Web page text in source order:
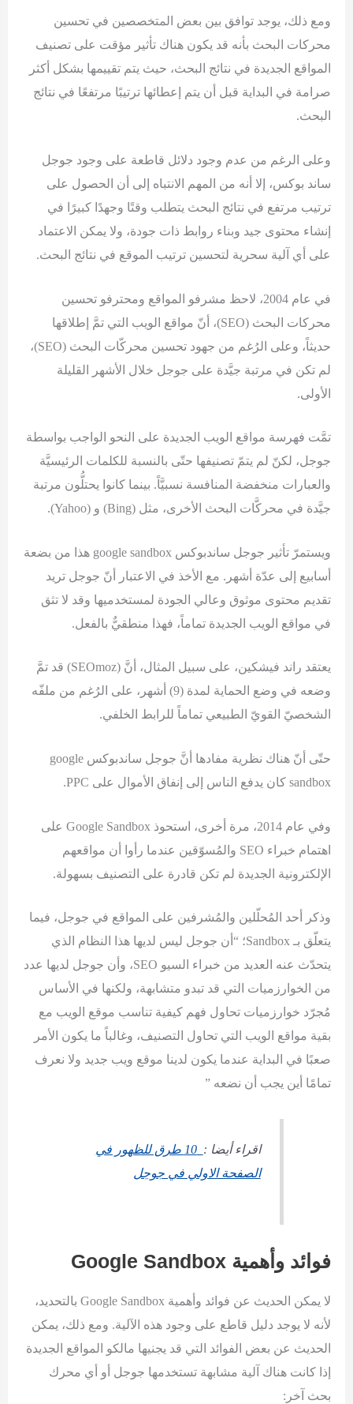
ومع ذلك، يوجد توافق بين بعض المتخصصين في تحسين
محركات البحث بأنه قد يكون هناك تأثير مؤقت على تصنيف
المواقع الجديدة في نتائج البحث، حيث يتم تقييمها بشكل أكثر
صرامة في البداية قبل أن يتم إعطائها ترتيبًا مرتفعًا في نتائج
البحث.
وعلى الرغم من عدم وجود دلائل قاطعة على وجود جوجل
ساند بوكس، إلا أنه من المهم الانتباه إلى أن الحصول على
ترتيب مرتفع في نتائج البحث يتطلب وقتًا وجهدًا كبيرًا في
إنشاء محتوى جيد وبناء روابط ذات جودة، ولا يمكن الاعتماد
على أي آلية سحرية لتحسين ترتيب الموقع في نتائج البحث.
في عام 2004، لاحظ مشرفو المواقع ومحترفو تحسين
محركات البحث (SEO)، أنّ مواقع الويب التي تمَّ إطلاقها
حديثاً، وعلى الرُغم من جهود تحسين محركّات البحث (SEO)،
لم تكن في مرتبة جيَّدة على جوجل خلال الأشهر القليلة
الأولى.
تمَّت فهرسة مواقع الويب الجديدة على النحو الواجب بواسطة
جوجل، لكنّ لم يتمّ تصنيفها حتّى بالنسبة للكلمات الرئيسيَّة
والعبارات منخفضة المنافسة نسبيَّاً. بينما كانوا يحتلُّون مرتبة
جيَّدة في محركَّات البحث الأخرى، مثل (Bing) و (Yahoo).
ويستمرّ تأثير جوجل ساندبوكس google sandbox هذا من بضعة
أسابيع إلى عدّة أشهر. مع الأخذ في الاعتبار أنّ جوجل تريد
تقديم محتوى موثوق وعالي الجودة لمستخدميها وقد لا تثق
في مواقع الويب الجديدة تماماً، فهذا منطقيٌّ بالفعل.
يعتقد راند فيشكين، على سبيل المثال، أنَّ (SEOmoz) قد تمَّ
وضعه في وضع الحماية لمدة (9) أشهر، على الرُغم من ملفّه
الشخصيّ القويّ الطبيعي تماماً للرابط الخلفي.
حتّى أنّ هناك نظرية مفادها أنَّ جوجل ساندبوكس google
sandbox كان يدفع الناس إلى إنفاق الأموال على PPC.
وفي عام 2014، مرة أخرى، استحوذ Google Sandbox على
اهتمام خبراء SEO والمُسوّقين عندما رأوا أن مواقعهم
الإلكترونية الجديدة لم تكن قادرة على التصنيف بسهولة.
وذكر أحد المُحلّلين والمُشرفين على المواقع في جوجل، فيما
يتعلّق بـ Sandbox؛ “أن جوجل ليس لديها هذا النظام الذي
يتحدّث عنه العديد من خبراء السيو SEO، وأن جوجل لديها عدد
من الخوارزميات التي قد تبدو متشابهة، ولكنها في الأساس
مُجرّد خوارزميات تحاول فهم كيفية تناسب موقع الويب مع
بقية مواقع الويب التي تحاول التصنيف، وغالباً ما يكون الأمر
صعبًا في البداية عندما يكون لدينا موقع ويب جديد ولا نعرف
تمامًا أين يجب أن نضعه ”
اقراء أيضا :
10 طرق للظهور في
الصفحة الاولي في جوجل
فوائد وأهميةGoogle Sandbox
لا يمكن الحديث عن فوائد وأهمية Google Sandbox بالتحديد،
لأنه لا يوجد دليل قاطع على وجود هذه الآلية. ومع ذلك، يمكن
الحديث عن بعض الفوائد التي قد يجنيها مالكو المواقع الجديدة
إذا كانت هناك آلية مشابهة تستخدمها جوجل أو أي محرك
بحث آخر: